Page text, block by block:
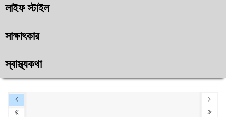
লাইফ স্টাইল
সাক্ষাৎকার
স্বাস্থ্যকথা